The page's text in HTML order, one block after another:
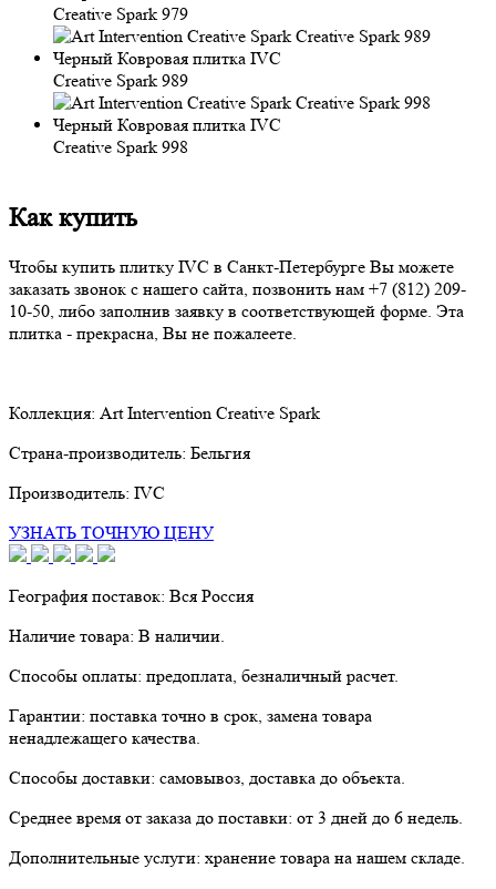
Creative Spark 979
Creative Spark 989
Creative Spark 998
Как купить
Чтобы купить плитку IVC в Санкт-Петербурге Вы можете
заказать звонок с нашего сайта, позвонить нам +7 (812) 209-
10-50 , либо заполнив заявку в соответствующей форме. Эта
плитка - прекрасна, Вы не пожалеете.
Коллекция: Art Intervention Creative Spark
Страна-производитель: Бельгия
Производитель: IVC
УЗНАТЬ ТОЧНУЮ ЦЕНУ
География поставок: Вся Россия
Наличие товара: В наличии.
Способы оплаты: предоплата, безналичный расчет.
Гарантии: поставка точно в срок, замена товара
ненадлежащего качества.
Способы доставки: самовывоз, доставка до объекта.
Среднее время от заказа до поставки: от 3 дней до 6 недель.
Дополнительные услуги: хранение товара на нашем складе.